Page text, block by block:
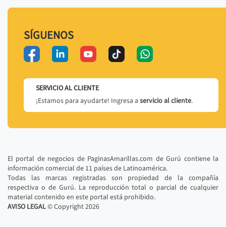
SÍGUENOS
SERVICIO AL CLIENTE
¡Estamos para ayudarte! Ingresa a servicio al cliente.
El portal de negocios de PaginasAmarillas.com de Gurú contiene la
información comercial de 11 países de Latinoamérica.
Todas las marcas registradas son propiedad de la compañía
respectiva o de Gurú. La reproducción total o parcial de cualquier
material contenido en este portal está prohibido.
AVISO LEGAL© Copyright2026